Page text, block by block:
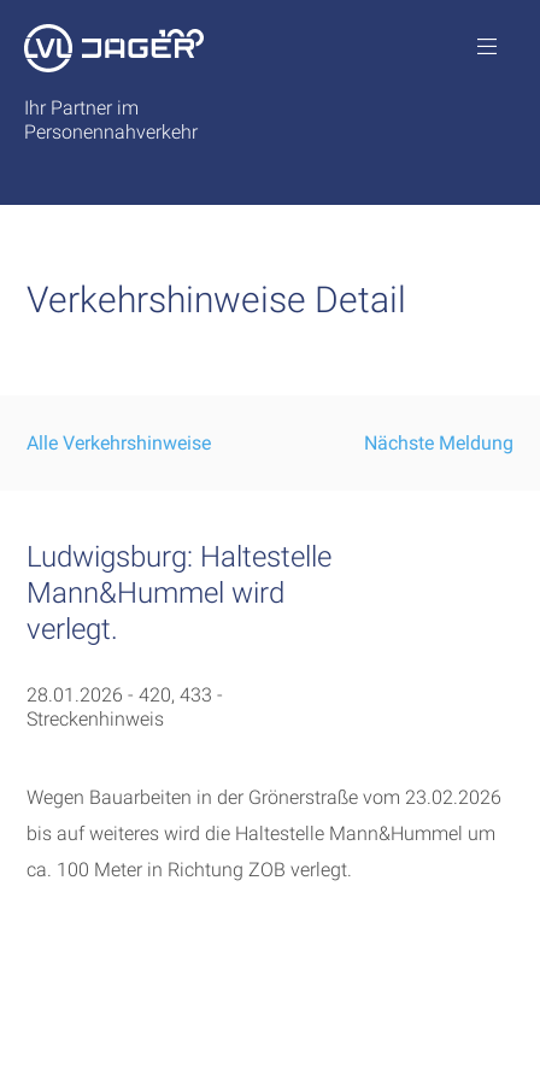
Ihr Partner im
Personennahverkehr
Verkehrshinweise Detail
Nächste Meldung
Alle Verkehrshinweise
Ludwigsburg: Haltestelle
Mann&Hummel wird
verlegt.
28.01.2026 - 420, 433 -
Streckenhinweis
Wegen Bauarbeiten in der Grönerstraße vom 23.02.2026
bis auf weiteres wird die Haltestelle Mann&Hummel um
ca. 100 Meter in Richtung ZOB verlegt.